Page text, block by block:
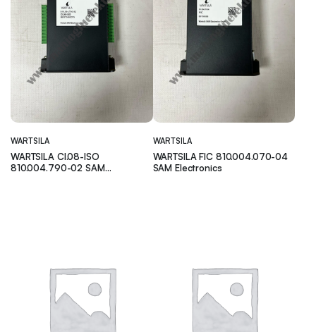
WARTSILA
WARTSILA CI.08-ISO
810.004.790-02 SAM
WARTSILA
WARTSILA FIC 810.004.070-04
SAM Electronics